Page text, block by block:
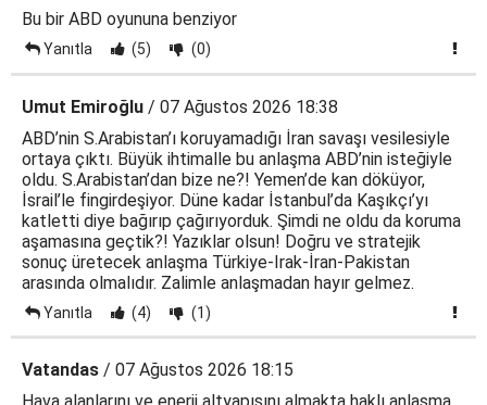
Bu bir ABD oyununa benziyor
Yanıtla (5) (0)
Umut Emiroğlu / 07 Ağustos 2026 18:38
ABD’nin S.Arabistan’ı koruyamadığı İran savaşı vesilesiyle
ortaya çıktı. Büyük ihtimalle bu anlaşma ABD’nin isteğiyle
oldu. S.Arabistan’dan bize ne?! Yemen’de kan döküyor,
İsrail’le fingirdeşiyor. Düne kadar İstanbul’da Kaşıkçı’yı
katletti diye bağırıp çağırıyorduk. Şimdi ne oldu da koruma
aşamasına geçtik?! Yazıklar olsun! Doğru ve stratejik
sonuç üretecek anlaşma Türkiye-Irak-İran-Pakistan
arasında olmalıdır. Zalimle anlaşmadan hayır gelmez.
Yanıtla (4) (1)
Vatandas / 07 Ağustos 2026 18:15